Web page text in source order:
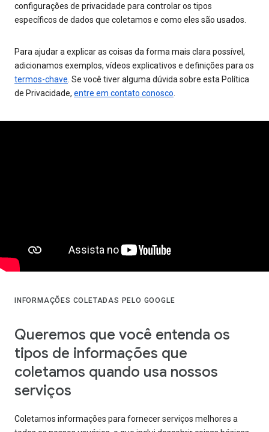
configurações de privacidade para controlar os tipos
específicos de dados que coletamos e como eles são usados.
Para ajudar a explicar as coisas da forma mais clara possível,
adicionamos exemplos, vídeos explicativos e definições para os
termos-chave . Se você tiver alguma dúvida sobre esta Política
de Privacidade, entre em contato conosco
INFORMAÇÕES COLETADAS PELO GOOGLE
Queremos que você entenda os
tipos de informações que
coletamos quando usa nossos
serviços
Coletamos informações para fornecer serviços melhores a